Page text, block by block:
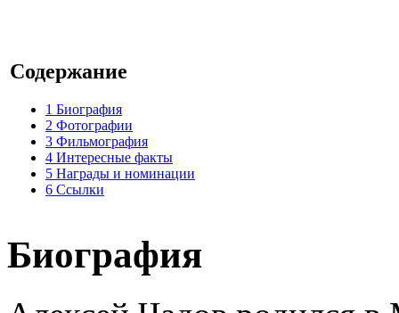
Содержание
1 Биография
2 Фотографии
3 Фильмография
4 Интересные факты
5 Награды и номинации
6 Ссылки
Биография